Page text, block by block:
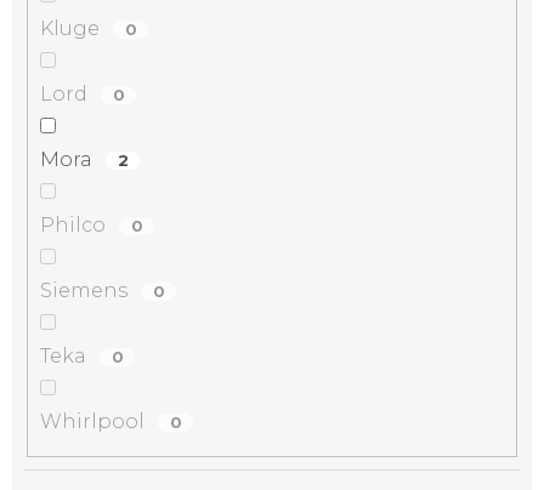
Kluge 0
Lord 0
Mora 2
Philco 0
Siemens 0
Teka 0
Whirlpool 0